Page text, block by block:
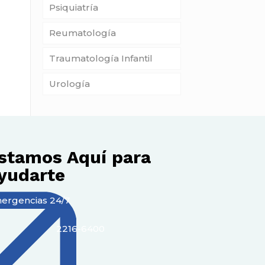
Psiquiatría
Reumatología
Traumatología Infantil
Urología
Aquí para
24/7
2216-6400